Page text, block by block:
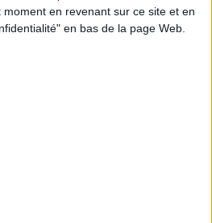
en revenant sur ce site et en
en bas de la page Web.